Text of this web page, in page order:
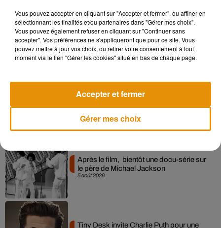
6 août 2026
Pomme emprunte le décor de l’émission
« Loups Garous » pour son...
6 août 2026
La version réécrite de « Beautiful Day »
5 août 2026
Après le film, bientôt une docu-série sur
le père de Michael Jackson
Tiny Desk invite Charlie Puth pour une
Vous pouvez accepter en cliquant sur "Accepter et fermer", ou affiner en
sélectionnant les finalités et/ou partenaires dans "Gérer mes choix".
Vous pouvez également refuser en cliquant sur "Continuer sans
accepter". Vos préférences ne s'appliqueront que pour ce site. Vous
pouvez mettre à jour vos choix, ou retirer votre consentement à tout
moment via le lien "Gérer les cookies" situé en bas de chaque page.
Gérer mes choix
Accepter et fermer